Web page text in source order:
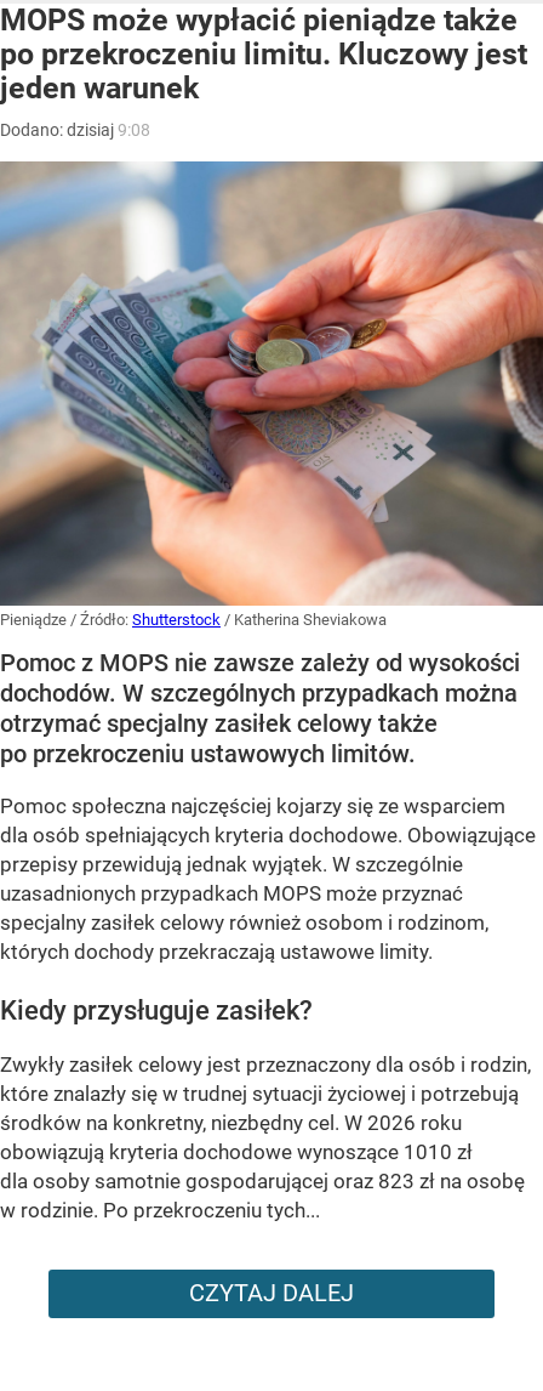
MOPS może wypłacić pieniądze także
po przekroczeniu limitu. Kluczowy jest
jeden warunek
Dodano:dzisiaj9:08
Pieniądze / Źródło: Shutterstock / Katherina Sheviakowa
Pomoc z MOPS nie zawsze zależy od wysokości
dochodów. W szczególnych przypadkach można
otrzymać specjalny zasiłek celowy także
po przekroczeniu ustawowych limitów.
Pomoc społeczna najczęściej kojarzy się ze wsparciem
dla osób spełniających kryteria dochodowe. Obowiązujące
przepisy przewidują jednak wyjątek. W szczególnie
uzasadnionych przypadkach MOPS może przyznać
specjalny zasiłek celowy również osobom i rodzinom,
których dochody przekraczają ustawowe limity.
Kiedy przysługuje zasiłek?
Zwykły zasiłek celowy jest przeznaczony dla osób i rodzin,
które znalazły się w trudnej sytuacji życiowej i potrzebują
środków na konkretny, niezbędny cel. W 2026 roku
obowiązują kryteria dochodowe wynoszące 1010 zł
dla osoby samotnie gospodarującej oraz 823 zł na osobę
w rodzinie. Po przekroczeniu tych...
CZYTAJ DALEJ